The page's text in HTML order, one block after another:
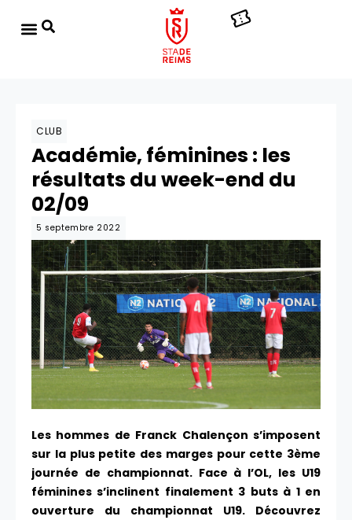
CLUB
Académie, féminines : les
résultats du week-end du
02/09
5 septembre 2022
Les hommes de Franck Chalençon s’imposent
sur la plus petite des marges pour cette 3ème
journée de championnat. Face à l’OL, les U19
féminines s’inclinent finalement 3 buts à 1 en
ouverture du championnat U19. Découvrez